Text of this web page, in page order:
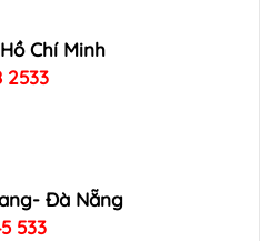
Chí Minh
2533
Đà Nẵng
533